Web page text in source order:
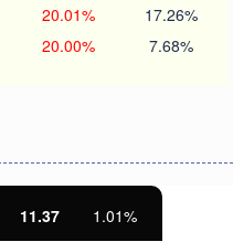
20.01% 17.26%
20.00% 7.68%
11.37 1.01%